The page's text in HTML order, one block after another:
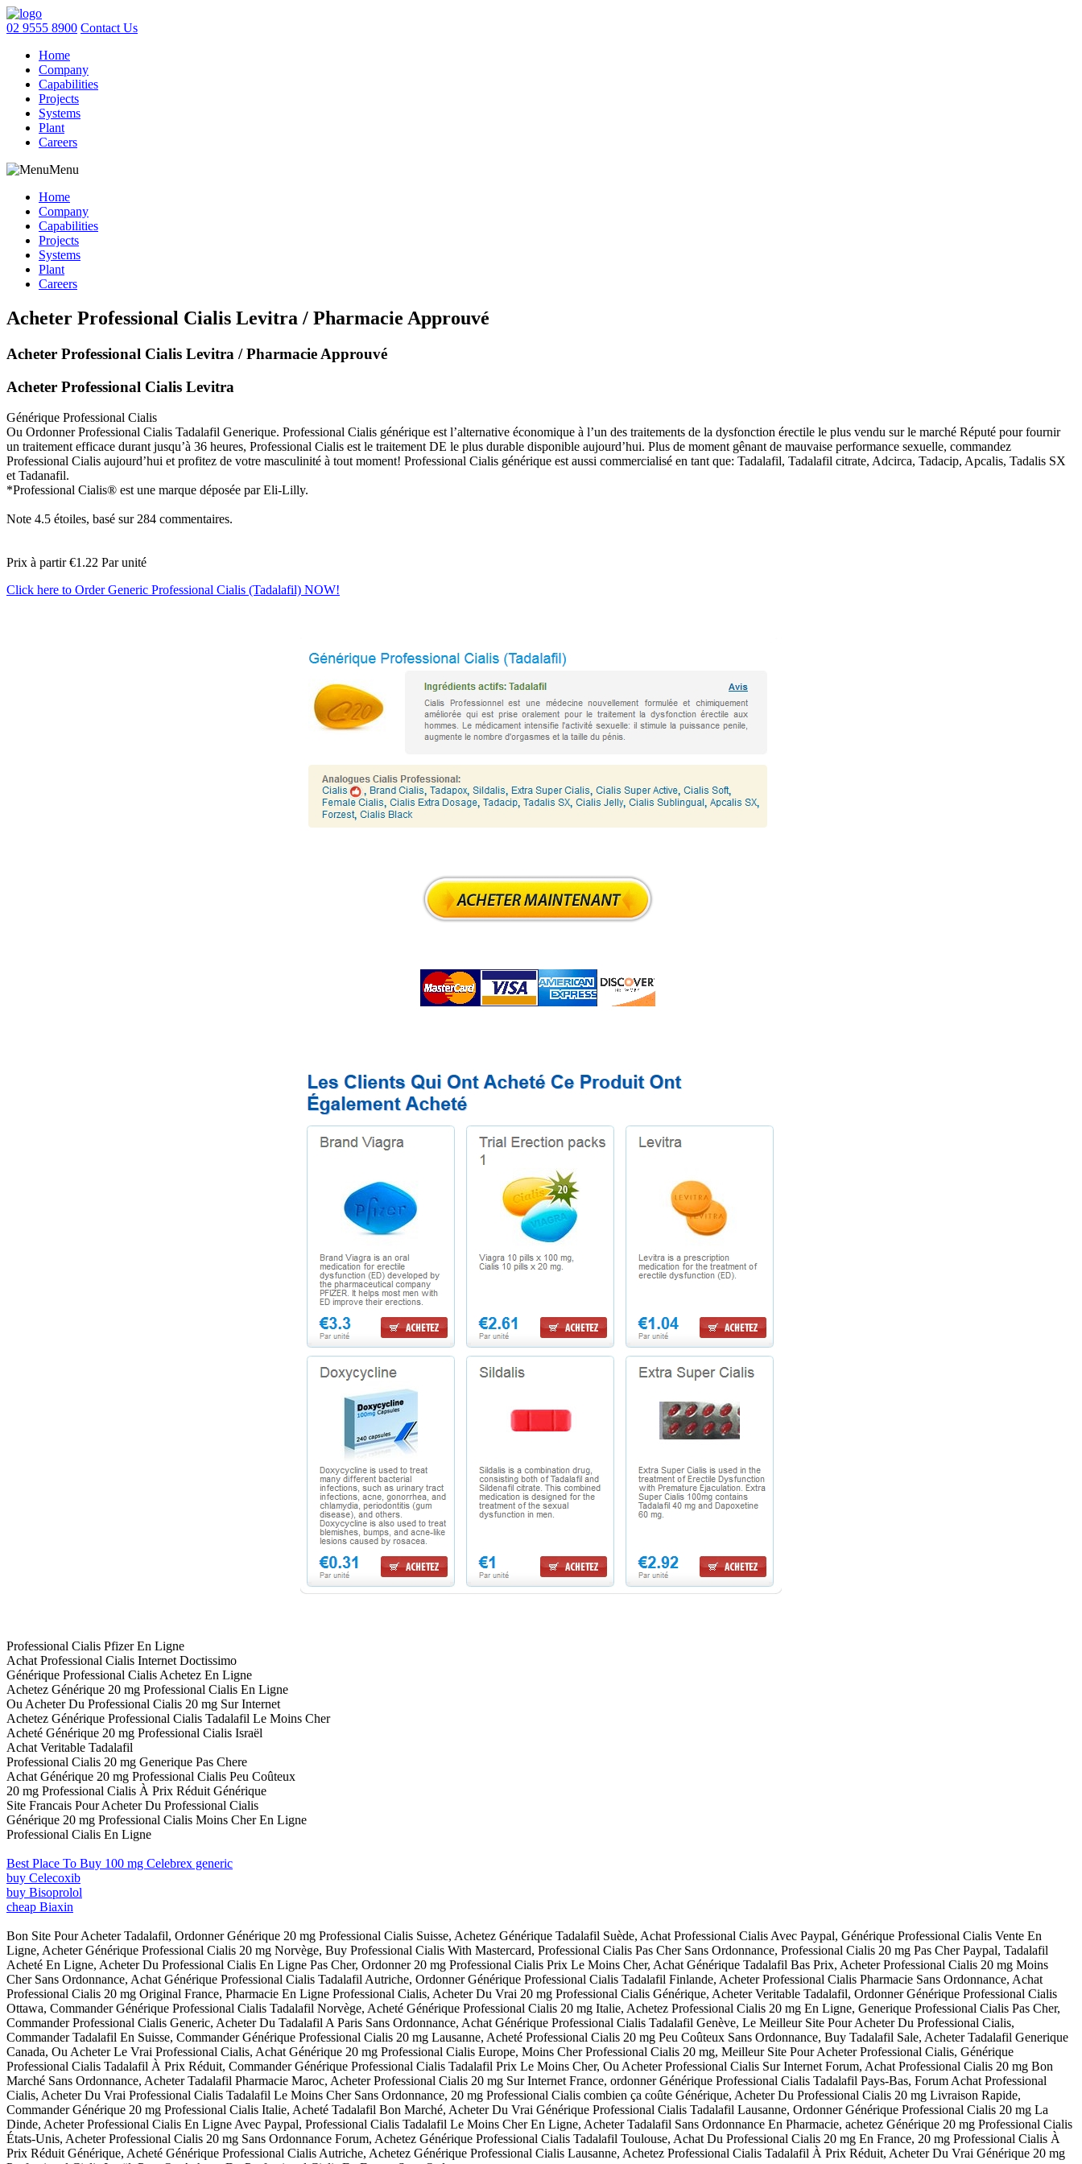
02 9555 8900 Contact Us
Home
Company
Capabilities
Projects
Systems
Plant
Careers
Menu
Home
Company
Capabilities
Projects
Systems
Plant
Careers
Acheter Professional Cialis Levitra / Pharmacie Approuvé
Acheter Professional Cialis Levitra / Pharmacie Approuvé
Acheter Professional Cialis Levitra
Générique Professional Cialis
Ou Ordonner Professional Cialis Tadalafil Generique. Professional Cialis générique est l’alternative économique à l’un des traitements de la dysfonction érectile le plus vendu sur le marché Réputé pour fournir
un traitement efficace durant jusqu’à 36 heures, Professional Cialis est le traitement DE le plus durable disponible aujourd’hui. Plus de moment gênant de mauvaise performance sexuelle, commandez
Professional Cialis aujourd’hui et profitez de votre masculinité à tout moment! Professional Cialis générique est aussi commercialisé en tant que: Tadalafil, Tadalafil citrate, Adcirca, Tadacip, Apcalis, Tadalis SX
et Tadanafil.
*Professional Cialis® est une marque déposée par Eli-Lilly.
Note 4.5 étoiles, basé sur 284 commentaires.
Prix à partir€1.22 Par unité
Click here to Order Generic Professional Cialis (Tadalafil) NOW!
Professional Cialis Pfizer En Ligne
Achat Professional Cialis Internet Doctissimo
Générique Professional Cialis Achetez En Ligne
Achetez Générique 20 mg Professional Cialis En Ligne
Ou Acheter Du Professional Cialis 20 mg Sur Internet
Achetez Générique Professional Cialis Tadalafil Le Moins Cher
Acheté Générique 20 mg Professional Cialis Israël
Achat Veritable Tadalafil
Professional Cialis 20 mg Generique Pas Chere
Achat Générique 20 mg Professional Cialis Peu Coûteux
20 mg Professional Cialis À Prix Réduit Générique
Site Francais Pour Acheter Du Professional Cialis
Générique 20 mg Professional Cialis Moins Cher En Ligne
Professional Cialis En Ligne
Best Place To Buy 100 mg Celebrex generic
buy Celecoxib
buy Bisoprolol
cheap Biaxin
Bon Site Pour Acheter Tadalafil, Ordonner Générique 20 mg Professional Cialis Suisse, Achetez Générique Tadalafil Suède, Achat Professional Cialis Avec Paypal, Générique Professional Cialis Vente En
Ligne, Acheter Générique Professional Cialis 20 mg Norvège, Buy Professional Cialis With Mastercard, Professional Cialis Pas Cher Sans Ordonnance, Professional Cialis 20 mg Pas Cher Paypal, Tadalafil
Acheté En Ligne, Acheter Du Professional Cialis En Ligne Pas Cher, Ordonner 20 mg Professional Cialis Prix Le Moins Cher, Achat Générique Tadalafil Bas Prix, Acheter Professional Cialis 20 mg Moins
Cher Sans Ordonnance, Achat Générique Professional Cialis Tadalafil Autriche, Ordonner Générique Professional Cialis Tadalafil Finlande, Acheter Professional Cialis Pharmacie Sans Ordonnance, Achat
Professional Cialis 20 mg Original France, Pharmacie En Ligne Professional Cialis, Acheter Du Vrai 20 mg Professional Cialis Générique, Acheter Veritable Tadalafil, Ordonner Générique Professional Cialis
Ottawa, Commander Générique Professional Cialis Tadalafil Norvège, Acheté Générique Professional Cialis 20 mg Italie, Achetez Professional Cialis 20 mg En Ligne, Generique Professional Cialis Pas Cher,
Commander Professional Cialis Generic, Acheter Du Tadalafil A Paris Sans Ordonnance, Achat Générique Professional Cialis Tadalafil Genève, Le Meilleur Site Pour Acheter Du Professional Cialis,
Commander Tadalafil En Suisse, Commander Générique Professional Cialis 20 mg Lausanne, Acheté Professional Cialis 20 mg Peu Coûteux Sans Ordonnance, Buy Tadalafil Sale, Acheter Tadalafil Generique
Canada, Ou Acheter Le Vrai Professional Cialis, Achat Générique 20 mg Professional Cialis Europe, Moins Cher Professional Cialis 20 mg, Meilleur Site Pour Acheter Professional Cialis, Générique
Professional Cialis Tadalafil À Prix Réduit, Commander Générique Professional Cialis Tadalafil Prix Le Moins Cher, Ou Acheter Professional Cialis Sur Internet Forum, Achat Professional Cialis 20 mg Bon
Marché Sans Ordonnance, Acheter Tadalafil Pharmacie Maroc, Acheter Professional Cialis 20 mg Sur Internet France, ordonner Générique Professional Cialis Tadalafil Pays-Bas, Forum Achat Professional
Cialis, Acheter Du Vrai Professional Cialis Tadalafil Le Moins Cher Sans Ordonnance, 20 mg Professional Cialis combien ça coûte Générique, Acheter Du Professional Cialis 20 mg Livraison Rapide,
Commander Générique 20 mg Professional Cialis Italie, Acheté Tadalafil Bon Marché, Acheter Du Vrai Générique Professional Cialis Tadalafil Lausanne, Ordonner Générique Professional Cialis 20 mg La
Dinde, Acheter Professional Cialis En Ligne Avec Paypal, Professional Cialis Tadalafil Le Moins Cher En Ligne, Acheter Tadalafil Sans Ordonnance En Pharmacie, achetez Générique 20 mg Professional Cialis
États-Unis, Acheter Professional Cialis 20 mg Sans Ordonnance Forum, Achetez Générique Professional Cialis Tadalafil Toulouse, Achat Du Professional Cialis 20 mg En France, 20 mg Professional Cialis À
Prix Réduit Générique, Acheté Générique Professional Cialis Autriche, Achetez Générique Professional Cialis Lausanne, Achetez Professional Cialis Tadalafil À Prix Réduit, Acheter Du Vrai Générique 20 mg